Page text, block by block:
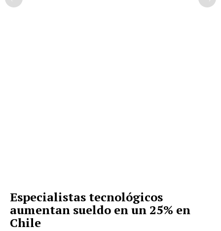
Especialistas tecnológicos
aumentan sueldo en un 25% en
Chile